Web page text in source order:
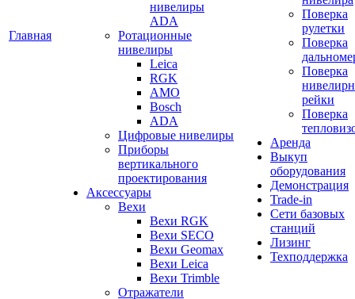
Главная
нивелиры
ADA
Ротационные
нивелиры
Leica
RGK
AMO
Bosch
ADA
Цифровые нивелиры
Приборы
вертикального
проектирования
Аксессуары
Вехи
Вехи RGK
Вехи SECO
Вехи Geomax
Вехи Leica
Вехи Trimble
Отражатели
Поверка
рулетки
Поверка
Поверка
рейки
Поверка
Аренда
Выкуп
оборудования
Демонстрация
Trade-in
Сети базовых
станций
Лизинг
Техподдержка